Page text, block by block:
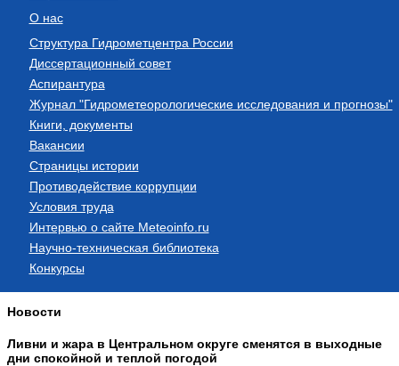
О нас
Структура Гидрометцентра России
Диссертационный совет
Аспирантура
Журнал "Гидрометеорологические исследования и прогнозы"
Книги, документы
Вакансии
Страницы истории
Противодействие коррупции
Условия труда
Интервью о сайте Meteoinfo.ru
Научно-техническая библиотека
Конкурсы
Новости
Ливни и жара в Центральном округе сменятся в выходные
дни спокойной и теплой погодой